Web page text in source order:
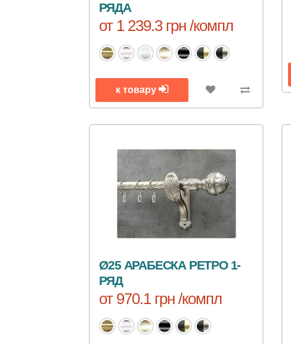
РЯДА
от 1 239.3 грн /компл
к товару
Ø25 АРАБЕСКА РЕТРО 1-
РЯД
от 970.1 грн /компл